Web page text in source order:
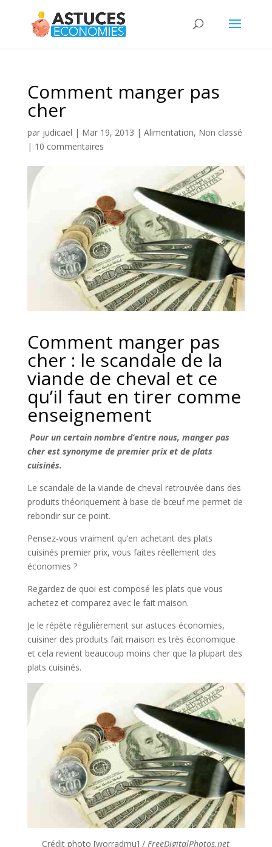
Comment manger pas
cher
par judicael | Mar 19, 2013 | Alimentation, Non classé
| 10 commentaires
Comment manger pas
cher : le scandale de la
viande de cheval et ce
qu’il faut en tirer comme
enseignement
Pour un certain nombre d’entre nous, manger pas
cher est synonyme de premier prix et de plats
cuisinés.
Le scandale de la viande de cheval retrouvée dans des
produits théoriquement à base de bœuf me permet de
rebondir sur ce point.
Pensez-vous vraiment qu’en achetant des plats
cuisinés premier prix, vous faites réellement des
économies ?
Regardez de quoi est composé les plats que vous
achetez et comparez avec le fait maison.
Je le répète régulièrement sur astuces économies,
cuisiner des produits fait maison es très économique
et cela revient beaucoup moins cher que la plupart des
plats cuisinés.
Crédit photo [worradmu] / FreeDigitalPhotos.net